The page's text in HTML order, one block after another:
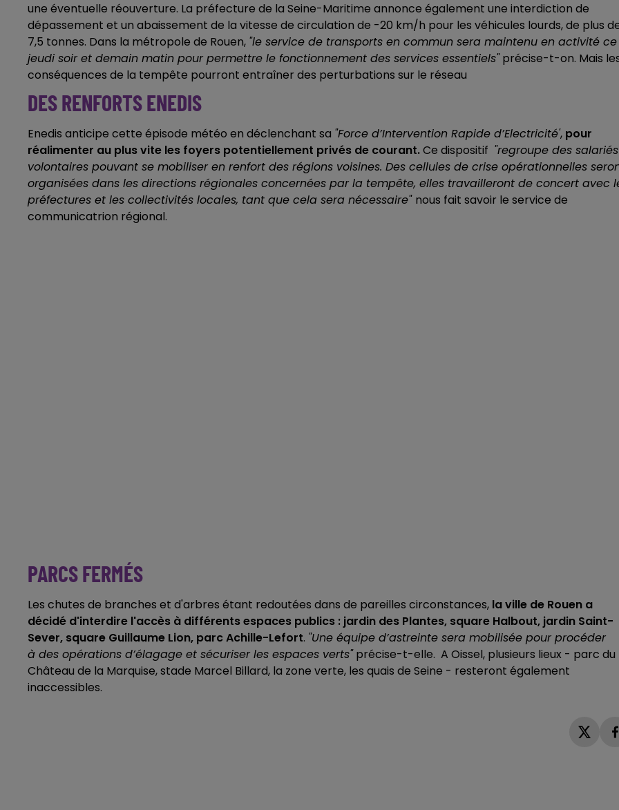
une éventuelle réouverture. La préfecture de la Seine-Maritime annonce également une interdiction de
dépassement et un abaissement de la vitesse de circulation de -20 km/h pour les véhicules lourds, de plus
7,5 tonnes. Dans la métropole de Rouen, "le service de transports en commun sera maintenu en activité ce
jeudi soir et demain matin pour permettre le fonctionnement des services essentiels"précise-t-on. Mais
conséquences de la tempête pourront entraîner des perturbations sur le réseau
DES RENFORTS ENEDIS
Enedis anticipe cette épisode météo en déclenchant sa "Force d’Intervention Rapide d’Electricité', pour
réalimenter au plus vite les foyers potentiellement privés de courant.Ce dispositif "regroupe des salariés
volontaires pouvant se mobiliser en renfort des régions voisines. Des cellules de crise opérationnelles
organisées dans les directions régionales concernées par la tempête, elles travailleront de concert avec
préfectures et les collectivités locales, tant que cela sera nécessaire" nous fait savoir le service de
communicatrion régional.
PARCS FERMÉS
Les chutes de branches et d'arbres étant redoutées dans de pareilles circonstances, la ville de Rouen a
décidé d'interdire l'accès à différents espaces publics : jardin des Plantes, square Halbout, jardin Saint-
Sever, square Guillaume Lion, parc Achille-Lefort. "Une équipe d’astreinte sera mobilisée pour procéder
à des opérations d’élagage et sécuriser les espaces verts"précise-t-elle. A Oissel, plusieurs lieux - parc du
Château de la Marquise, stade Marcel Billard, la zone verte, les quais de Seine - resteront également
inaccessibles.